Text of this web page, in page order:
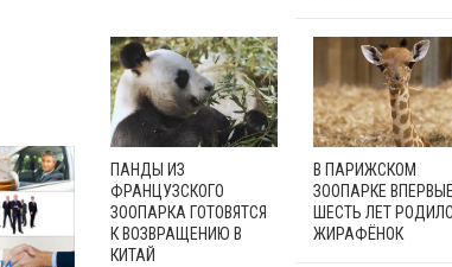
ПАНДЫ ИЗ
ФРАНЦУЗСКОГО
ЗООПАРКА ГОТОВЯТСЯ
К ВОЗВРАЩЕНИЮ В
КИТАЙ
В ПАРИЖСКОМ
ЗООПАРКЕ
ШЕСТЬ ЛЕТ
ЖИРАФЁНОК